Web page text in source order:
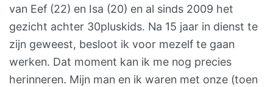
de Vršič-pas. Via 50
haarspeldbochten stijgen
jullie tot 1.600 meter hoogte,
met indrukwekkende
uitzichten. Stop onderweg
persé een accommodatie te
huren met een eigen keuken:
juist zonder is het wel zo
relaxed…
van Eef (22) en Isa (20) en al sinds 2009 het
gezicht achter 30pluskids. Na 15 jaar in dienst te
zijn geweest, besloot ik voor mezelf te gaan
werken. Dat moment kan ik me nog precies
herinneren. Mijn man en ik waren met onze (toen